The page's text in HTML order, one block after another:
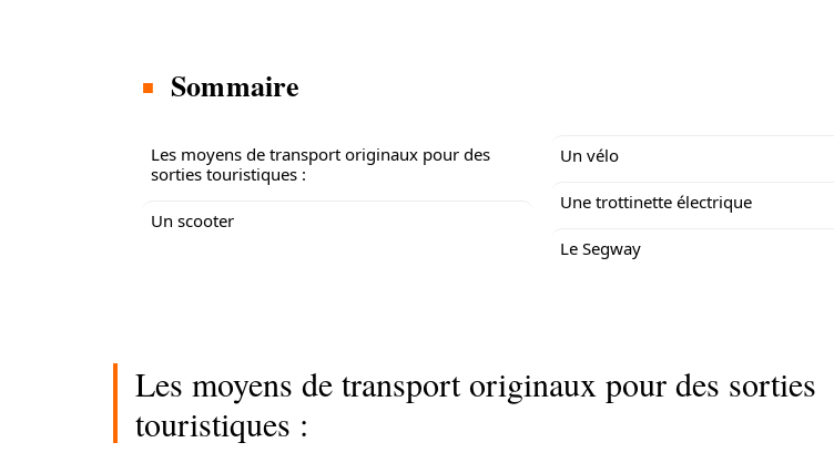
Sommaire
Les moyens de transport originaux pour des
sorties touristiques :
Un scooter
Un vélo
Une trottinette électrique
Le Segway
Les moyens de transport originaux pour des sorties
touristiques :